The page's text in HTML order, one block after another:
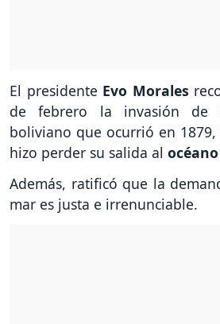
El presidente Evo Morales
de febrero la invasión de
boliviano que ocurrió en
hizo perder su salida al
Además, ratificó que la
mar es justa e irrenunciable.